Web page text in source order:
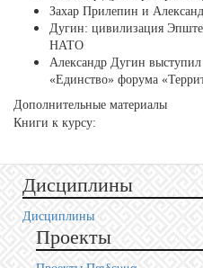
Захар Прилепин и
Дугин: цивилизация
НАТО
Александр Дугин
«Единство» форума
Дополнительные материалы
Книги к курсу:
Дисциплины
Дисциплины
Проекты